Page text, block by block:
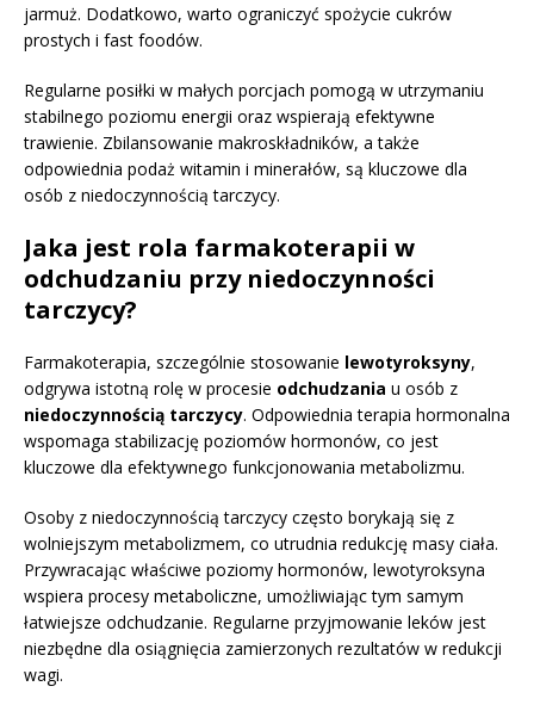
jarmuż. Dodatkowo, warto ograniczyć spożycie cukrów
prostych i fast foodów.
Regularne posiłki w małych porcjach pomogą w utrzymaniu
stabilnego poziomu energii oraz wspierają efektywne
trawienie. Zbilansowanie makroskładników, a także
odpowiednia podaż witamin i minerałów, są kluczowe dla
osób z niedoczynnością tarczycy.
Jaka jest rola farmakoterapii w
odchudzaniu przy niedoczynności
tarczycy?
Farmakoterapia, szczególnie stosowanie lewotyroksyny,
odgrywa istotną rolę w procesie odchudzania u osób z
niedoczynnością tarczycy. Odpowiednia terapia hormonalna
wspomaga stabilizację poziomów hormonów, co jest
kluczowe dla efektywnego funkcjonowania metabolizmu.
Osoby z niedoczynnością tarczycy często borykają się z
wolniejszym metabolizmem, co utrudnia redukcję masy ciała.
Przywracając właściwe poziomy hormonów, lewotyroksyna
wspiera procesy metaboliczne, umożliwiając tym samym
łatwiejsze odchudzanie. Regularne przyjmowanie leków jest
niezbędne dla osiągnięcia zamierzonych rezultatów w redukcji
wagi.